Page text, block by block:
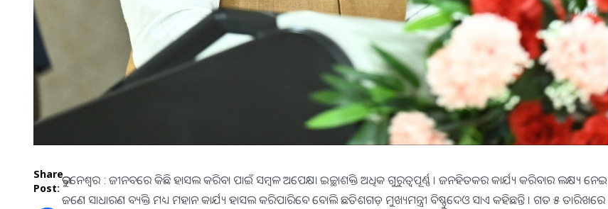
Share
Post:
ଭୁବନେଶ୍ୱର : ଜୀନବରେ କିଛି ହାସଲ କରିବା ପାଇଁ ସମ୍ବଳ ଅପେକ୍ଷା ଇଚ୍ଛାଶକ୍ତି ଅଧିକ ଗୁରୁତ୍ୱପୂର୍ଣ୍ଣ । ଜନହିତକର କାର୍ଯ୍ୟ କରିବାର ଲକ୍ଷ୍ୟ ନେଇ
ଜଣେ ସାଧାରଣ ବ୍ୟକ୍ତି ମଧ୍ୟ ମହାନ କାର୍ଯ୍ୟ ହାସଲ କରିପାରିବେ ବୋଲି ଛତିଶଗଡ଼ ମୁଖ୍ୟମନ୍ତ୍ରୀ ବିଷ୍ଣୁଦେଓ ସାଏ କହିଛନ୍ତି । ଗତ ୫ ତାରିଖରେ